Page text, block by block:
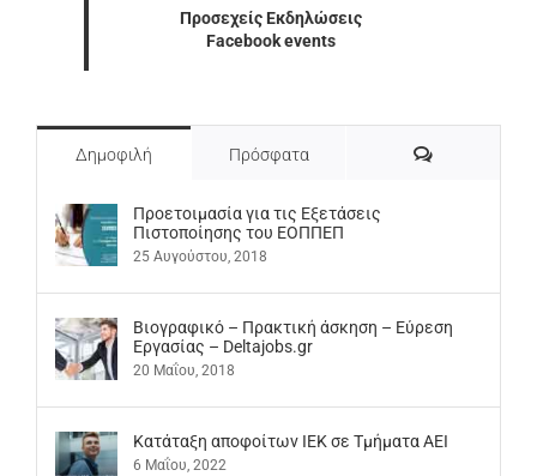
Προσεχείς Εκδηλώσεις
Facebook events
Δημοφιλή Πρόσφατα Σχόλια
Προετοιμασία για τις Εξετάσεις
Πιστοποίησης του ΕΟΠΠΕΠ
25 Αυγούστου, 2018
Βιογραφικό – Πρακτική άσκηση – Εύρεση
Εργασίας – Deltajobs.gr
20 Μαΐου, 2018
Kατάταξη αποφοίτων ΙΕΚ σε Τμήματα ΑΕΙ
6 Μαΐου, 2022